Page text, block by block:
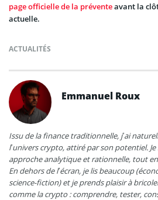
page officielle de la préventeavant la
actuelle.
ACTUALITÉS
Emmanuel Roux
Issu de la finance traditionnelle, j’ai
l’univers crypto, attiré par son potentiel.
approche analytique et rationnelle, tout
En dehors de l’écran, je lis beaucoup
science-fiction) et je prends plaisir à
comme la crypto : comprendre, tester,